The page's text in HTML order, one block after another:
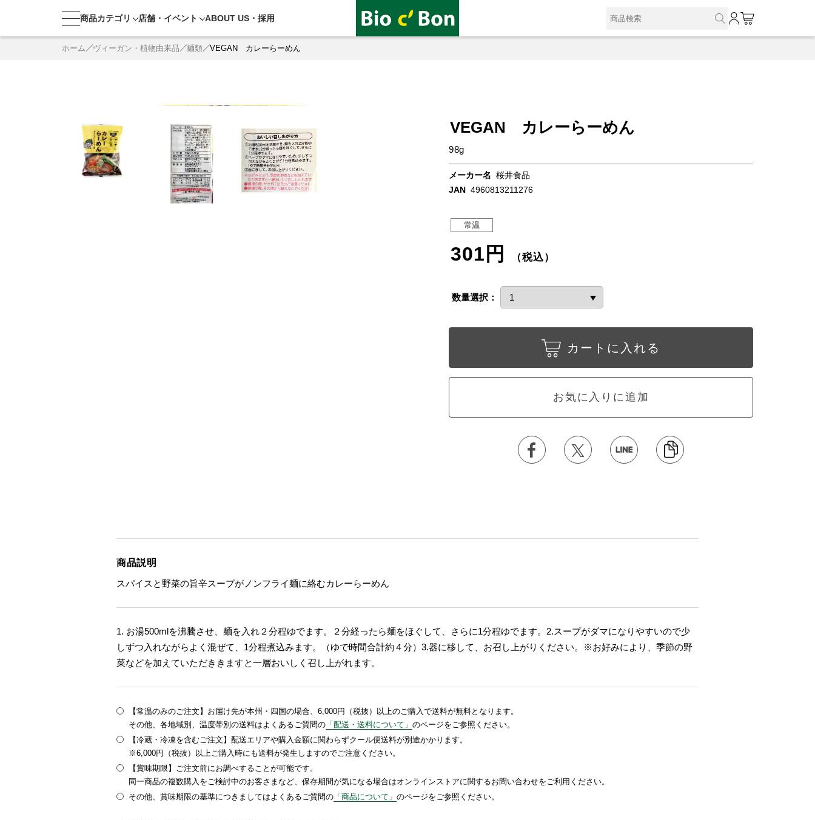
商品カテゴリ 店舗・ イベント ABOUT US・ 採用
ホーム ヴィーガン・植物由来品 麺類 VEGAN カレーらーめん
VEGAN カレーらーめん
98g
メーカー名 桜井食品
JAN 4960813211276
常温
301円 （税込）
数量選択：
カートに入れる
お気に入りに追加
商品説明
スパイスと野菜の旨辛スープがノンフライ麺に絡むカレーらーめん
1. お湯500mlを沸騰させ、麺を入れ２分程ゆでます。２分経ったら麺をほぐして、さらに1分程ゆでます。2.スープがダマになりやすいので少
しずつ入れながらよく混ぜて、1分程煮込みます。（ゆで時間合計約４分）3.器に移して、お召し上がりください。※お好みにより、季節の野
菜などを加えていただききますと一層おいしく召し上がれます。
【常温のみのご注文】お届け先が本州・四国の場合、6,000円（税抜）以上のご購入で送料が無料となります。
その他、各地域別、温度帯別の送料はよくあるご質問の 「配送・送料について」 のページをご参照ください。
【冷蔵・冷凍を含むご注文】配送エリアや購入金額に関わらずクール便送料が別途かかります。
※6,000円（税抜）以上ご購入時にも送料が発生しますのでご注意ください。
【賞味期限】ご注文前にお調べすることが可能です。
同一商品の複数購入をご検討中のお客さまなど、保存期間が気になる場合はオンラインストアに関するお問い合わせをご利用ください。
その他、賞味期限の基準につきましてはよくあるご質問の 「商品について」 のページをご参照ください。